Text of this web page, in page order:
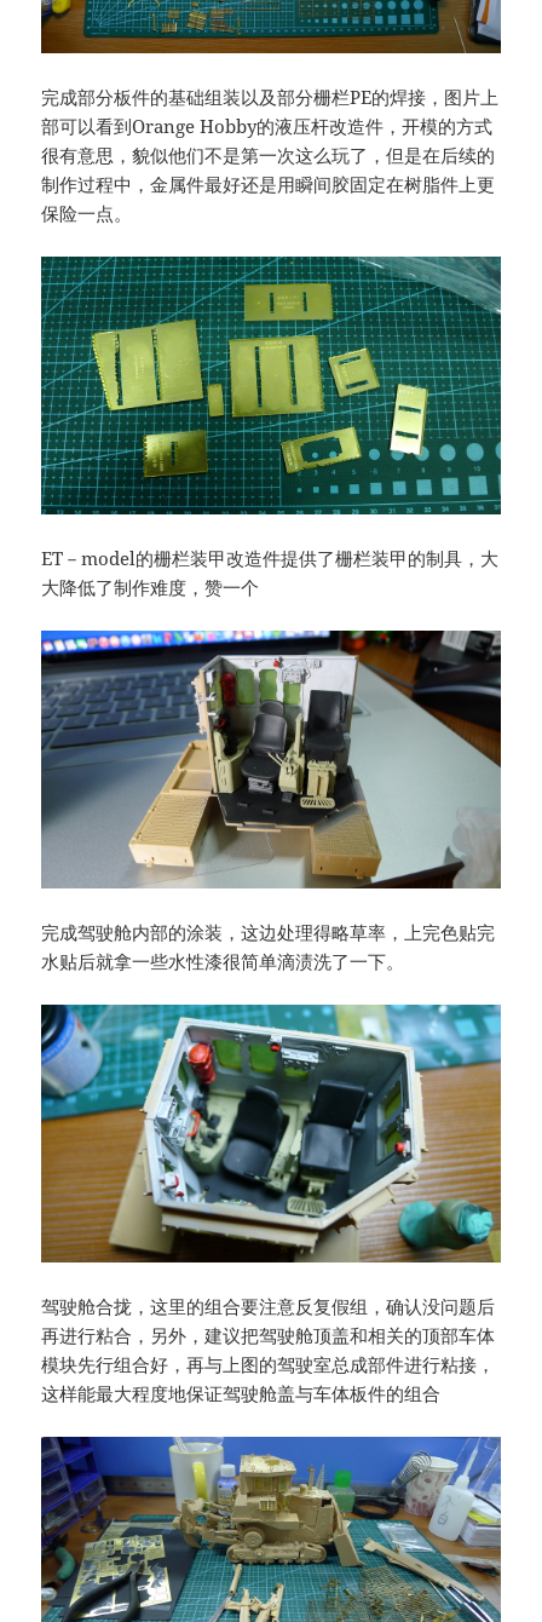
完成部分板件的基础组装以及部分栅栏PE的焊接，图片上
部可以看到Orange Hobby的液压杆改造件，开模的方式
很有意思，貌似他们不是第一次这么玩了，但是在后续的
制作过程中，金属件最好还是用瞬间胶固定在树脂件上更
保险一点。
ET－model的栅栏装甲改造件提供了栅栏装甲的制具，大
大降低了制作难度，赞一个
完成驾驶舱内部的涂装，这边处理得略草率，上完色贴完
水贴后就拿一些水性漆很简单滴渍洗了一下。
驾驶舱合拢，这里的组合要注意反复假组，确认没问题后
再进行粘合，另外，建议把驾驶舱顶盖和相关的顶部车体
模块先行组合好，再与上图的驾驶室总成部件进行粘接，
这样能最大程度地保证驾驶舱盖与车体板件的组合